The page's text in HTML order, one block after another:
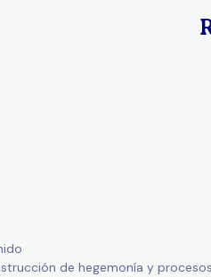
de hegemonía y